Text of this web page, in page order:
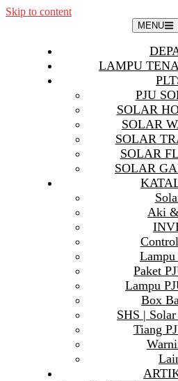
Skip to content
MENU
LAMPU
PJU
SOLAR
SOLAR
SOLAR
SOLAR
SOLAR
Aki
Paket
Lampu
Box
SHS |
Tiang